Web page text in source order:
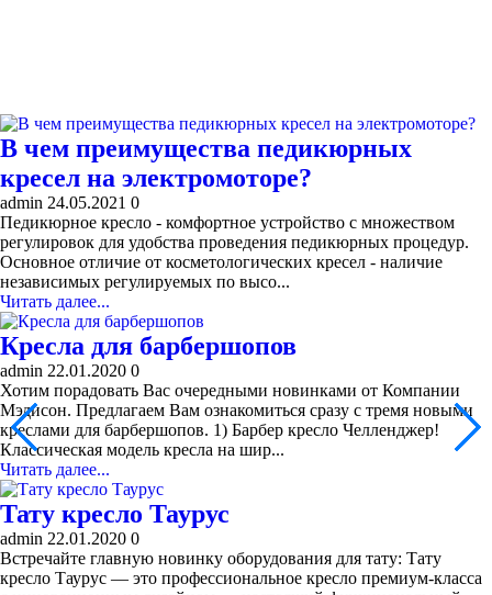
В чем преимущества педикюрных
кресел на электромоторе?
admin 24.05.2021 0
Педикюрное кресло - комфортное устройство с множеством
регулировок для удобства проведения педикюрных процедур.
Основное отличие от косметологических кресел - наличие
независимых регулируемых по высо...
Читать далее...
Кресла для барбершопов
admin 22.01.2020 0
Хотим порадовать Вас очередными новинками от Компании
Мэдисон. Предлагаем Вам ознакомиться сразу с тремя новыми
креслами для барбершопов. 1) Барбер кресло Челленджер!
Классическая модель кресла на шир...
Читать далее...
Тату кресло Таурус
admin 22.01.2020 0
Встречайте главную новинку оборудования для тату: Тату
кресло Таурус​ — это профессиональное кресло премиум-класса